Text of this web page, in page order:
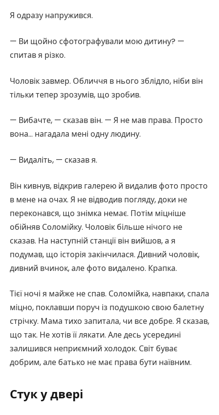
Я одразу напружився.
— Ви щойно сфотографували мою дитину? —
спитав я різко.
Чоловік завмер. Обличчя в нього зблідло, ніби він
тільки тепер зрозумів, що зробив.
— Вибачте, — сказав він. — Я не мав права. Просто
вона… нагадала мені одну людину.
— Видаліть, — сказав я.
Він кивнув, відкрив галерею й видалив фото просто
в мене на очах. Я не відводив погляду, доки не
переконався, що знімка немає. Потім міцніше
обійняв Соломійку. Чоловік більше нічого не
сказав. На наступній станції він вийшов, а я
подумав, що історія закінчилася. Дивний чоловік,
дивний вчинок, але фото видалено. Крапка.
Тієї ночі я майже не спав. Соломійка, навпаки, спала
міцно, поклавши поруч із подушкою свою балетну
стрічку. Мама тихо запитала, чи все добре. Я сказав,
що так. Не хотів її лякати. Але десь усередині
залишився неприємний холодок. Світ буває
добрим, але батько не має права бути наївним.
Стук у двері